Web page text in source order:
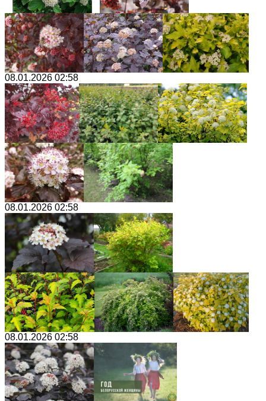
08.01.2026 02:58
08.01.2026 02:58
08.01.2026 02:58